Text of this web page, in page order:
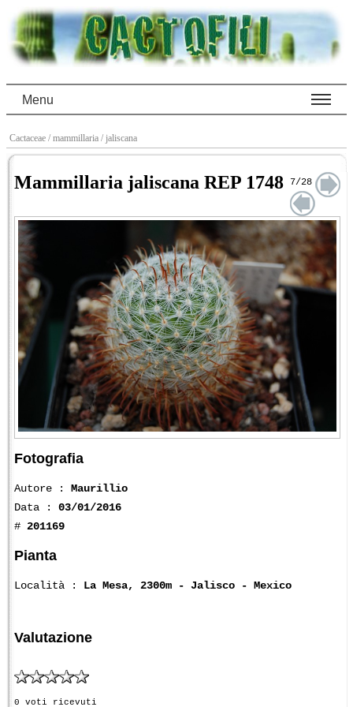
Menu
Cactaceae / mammillaria / jaliscana
Mammillaria jaliscana REP 1748 7/28
Fotografia
Autore : Maurillio
Data : 03/01/2016
# 201169
Pianta
Località : La Mesa, 2300m - Jalisco - Mexico
Valutazione
0 voti ricevuti